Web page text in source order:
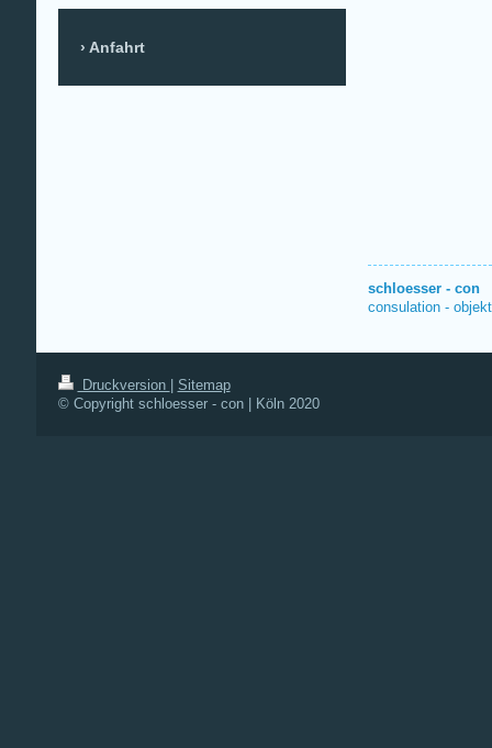
schloesser - con
consulation -
Anfahrt
Druckversion
Sitemap
© Copyright schloesser - con | Köln 2020